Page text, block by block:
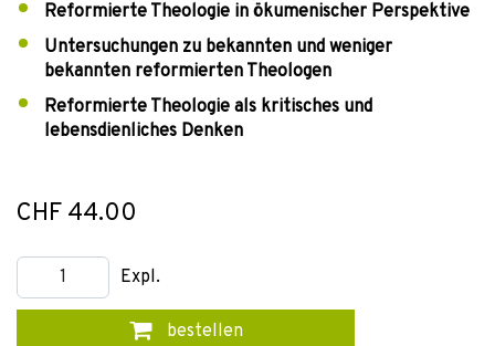
Reformierte Theologie in ökumenischer Perspektive
Untersuchungen zu bekannten und weniger
bekannten reformierten Theologen
Reformierte Theologie als kritisches und
lebensdienliches Denken
CHF 44.00
Expl.
bestellen